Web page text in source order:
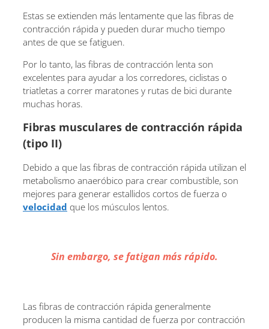
Estas se extienden más lentamente que las fibras de
contracción rápida y pueden durar mucho tiempo
antes de que se fatiguen.
Por lo tanto, las fibras de contracción lenta son
excelentes para ayudar a los corredores, ciclistas o
triatletas a correr maratones y rutas de bici durante
muchas horas.
Fibras musculares de contracción rápida
(tipo II)
Debido a que las fibras de contracción rápida utilizan el
metabolismo anaeróbico para crear combustible, son
mejores para generar estallidos cortos de fuerza o
velocidad que los músculos lentos.
Sin embargo, se fatigan más rápido.
Las fibras de contracción rápida generalmente
producen la misma cantidad de fuerza por contracción